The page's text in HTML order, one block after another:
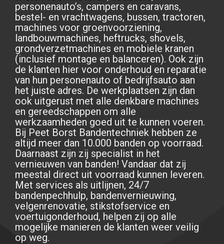
personenauto’s, campers en caravans,
bestel- en vrachtwagens, bussen, tractoren,
machines voor groenvoorziening,
landbouwmachines, heftrucks, shovels,
grondverzetmachines en mobiele kranen
(inclusief montage en balanceren). Ook zijn
de klanten hier voor onderhoud en reparatie
van hun personenauto of bedrijfsauto aan
het juiste adres. De werkplaatsen zijn dan
ook uitgerust met alle denkbare machines
en gereedschappen om alle
werkzaamheden goed uit te kunnen voeren.
Bij Peet Borst Bandentechniek hebben ze
altijd meer dan 10.000 banden op voorraad.
Daarnaast zijn zij specialist in het
vernieuwen van banden! Vandaar dat zij
meestal direct uit voorraad kunnen leveren.
Met services als uitlijnen, 24/7
bandenpechhulp, bandenvernieuwing,
velgenrenovatie, stikstofservice en
voertuigonderhoud, helpen zij op alle
mogelijke manieren de klanten weer veilig
op weg.